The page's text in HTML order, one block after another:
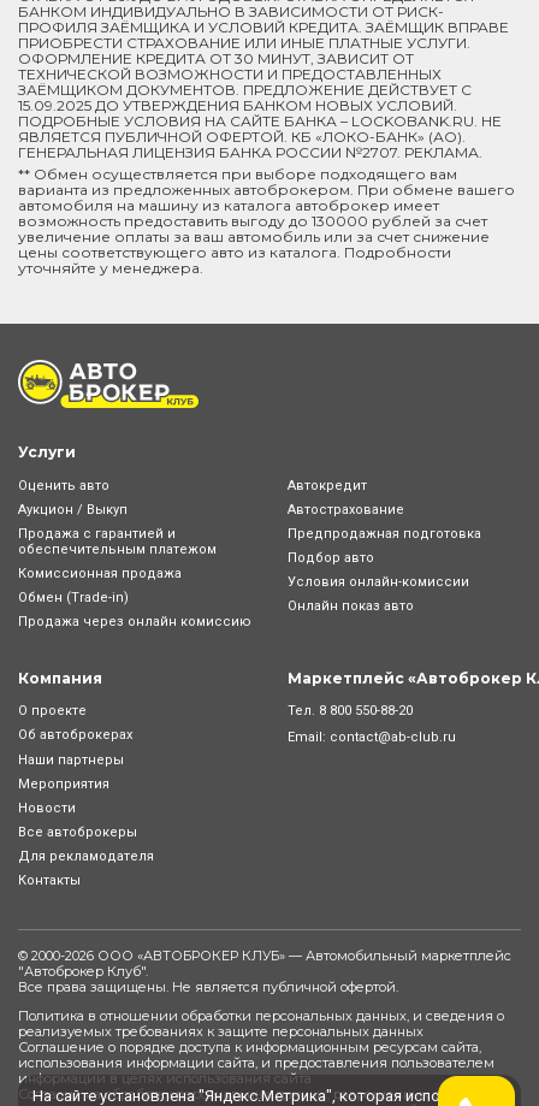
На сайте установлена "Яндекс.Метрика", которая использует
БАНКОМ ИНДИВИДУАЛЬНО В ЗАВИСИМОСТИ ОТ РИСК-
ПРОФИЛЯ ЗАЁМЩИКА И УСЛОВИЙ КРЕДИТА. ЗАЁМЩИК ВПРАВЕ
ПРИОБРЕСТИ СТРАХОВАНИЕ ИЛИ ИНЫЕ ПЛАТНЫЕ УСЛУГИ.
ОФОРМЛЕНИЕ КРЕДИТА ОТ 30 МИНУТ, ЗАВИСИТ ОТ
ТЕХНИЧЕСКОЙ ВОЗМОЖНОСТИ И ПРЕДОСТАВЛЕННЫХ
ЗАЁМЩИКОМ ДОКУМЕНТОВ. ПРЕДЛОЖЕНИЕ ДЕЙСТВУЕТ С
15.09.2025 ДО УТВЕРЖДЕНИЯ БАНКОМ НОВЫХ УСЛОВИЙ.
ПОДРОБНЫЕ УСЛОВИЯ НА САЙТЕ БАНКА – LOCKOBANK.RU. НЕ
ЯВЛЯЕТСЯ ПУБЛИЧНОЙ ОФЕРТОЙ. КБ «ЛОКО-БАНК» (АО).
ГЕНЕРАЛЬНАЯ ЛИЦЕНЗИЯ БАНКА РОССИИ №2707. РЕКЛАМА.
** Обмен осуществляется при выборе подходящего вам
варианта из предложенных автоброкером. При обмене вашего
автомобиля на машину из каталога автоброкер имеет
возможность предоставить выгоду до 130000 рублей за счет
увеличение оплаты за ваш автомобиль или за счет снижение
цены соответствующего авто из каталога. Подробности
уточняйте у менеджера.
Услуги
Оценить авто
Аукцион / Выкуп
Продажа с гарантией и
обеспечительным платежом
Комиссионная продажа
Обмен (Trade-in)
Продажа через онлайн комиссию
Автокредит
Автострахование
Предпродажная подготовка
Подбор авто
Условия онлайн-комиcсии
Онлайн показ авто
Компания
О проекте
Об автоброкерах
Наши партнеры
Мероприятия
Новости
Все автоброкеры
Для рекламодателя
Контакты
Маркетплейс «Автоброкер
Тел. 8 800 550-88-20
Email: contact@ab-club.ru
© 2000-2026 ООО «АВТОБРОКЕР КЛУБ» — Автомобильный маркетплейс
"Автоброкер Клуб".
Все права защищены. Не является публичной офертой.
Политика в отношении обработки персональных данных, и сведения о
реализуемых требованиях к защите персональных данных
Соглашение о порядке доступа к информационным ресурсам сайта,
использования информации сайта, и предоставления пользователем
информации в целях использования сайта
Согласие на обработку персональных данных, разрешенных субъектом